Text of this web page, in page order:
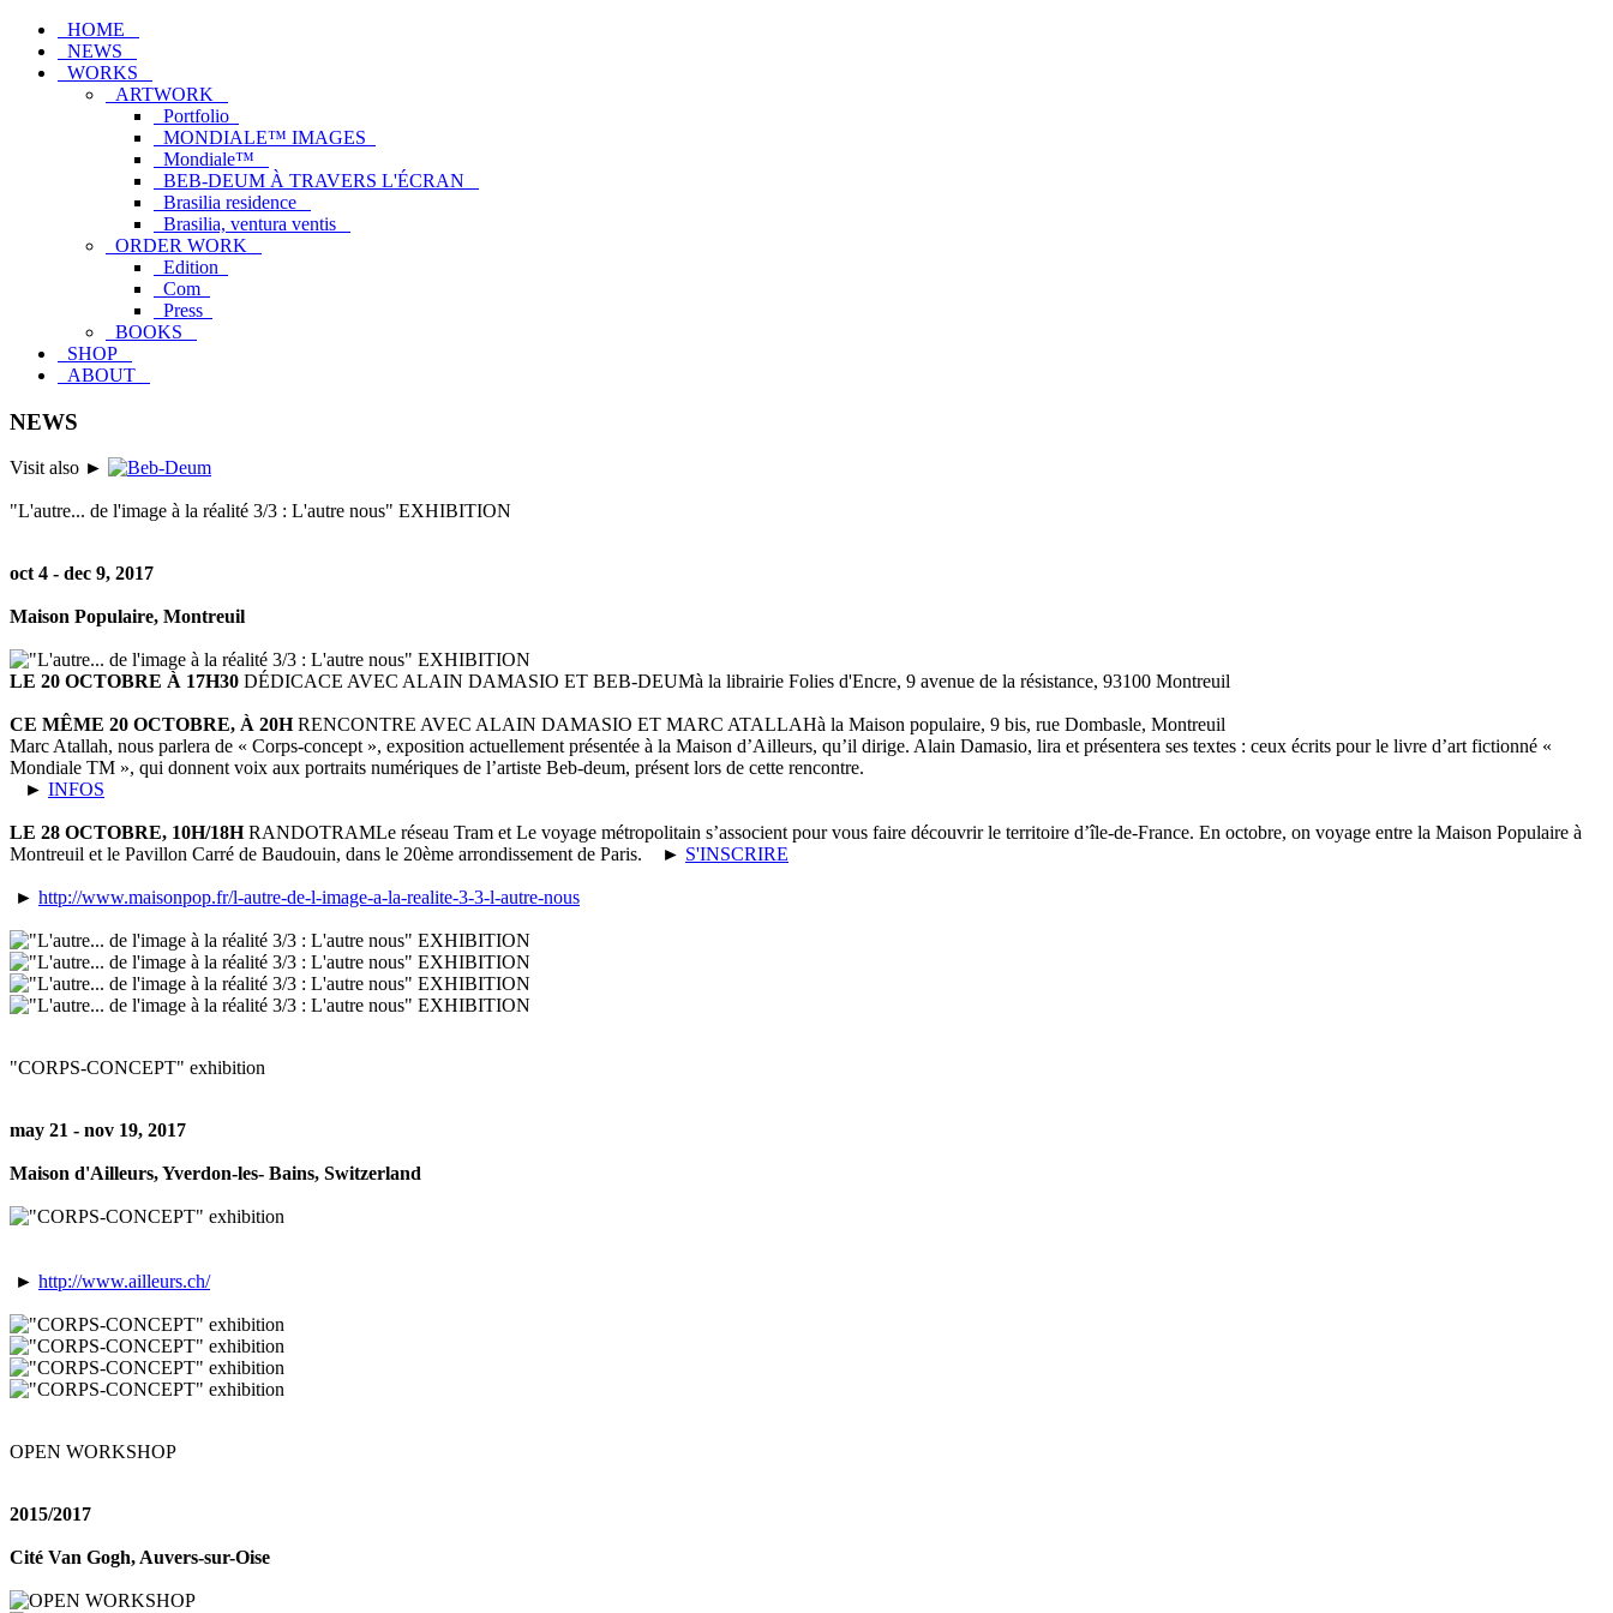
HOME
NEWS
WORKS
ARTWORK
Portfolio
MONDIALE™ IMAGES
Mondiale™
BEB-DEUM À TRAVERS L'ÉCRAN
Brasilia residence
Brasilia, ventura ventis
ORDER WORK
Edition
Com
Press
BOOKS
SHOP
ABOUT
NEWS
Visit also ►
"L'autre... de l'image à la réalité 3/3 : L'autre nous" EXHIBITION
oct 4 - dec 9, 2017
Maison Populaire, Montreuil
LE 20 OCTOBRE À 17H30 DÉDICACE AVEC ALAIN DAMASIO ET BEB-DEUMà la librairie Folies d'Encre, 9 avenue de la résistance, 93100 Montreuil
CE MÊME 20 OCTOBRE, À 20H RENCONTRE AVEC ALAIN DAMASIO ET MARC ATALLAHà la Maison populaire, 9 bis, rue Dombasle, Montreuil
Marc Atallah, nous parlera de « Corps-concept », exposition actuellement présentée à la Maison d’Ailleurs, qu’il dirige. Alain Damasio, lira et présentera ses textes : ceux écrits pour le livre d’art fictionné «
Mondiale TM », qui donnent voix aux portraits numériques de l’artiste Beb-deum, présent lors de cette rencontre.
► INFOS
LE 28 OCTOBRE, 10H/18H RANDOTRAMLe réseau Tram et Le voyage métropolitain s’associent pour vous faire découvrir le territoire d’île-de-France. En octobre, on voyage entre la Maison Populaire à
Montreuil et le Pavillon Carré de Baudouin, dans le 20ème arrondissement de Paris.
► S'INSCRIRE
► http://www.maisonpop.fr/l-autre-de-l-image-a-la-realite-3-3-l-autre-nous
"CORPS-CONCEPT" exhibition
may 21 - nov 19, 2017
Maison d'Ailleurs, Yverdon-les- Bains, Switzerland
► http://www.ailleurs.ch/
OPEN WORKSHOP
2015/2017
Cité Van Gogh, Auvers-sur-Oise